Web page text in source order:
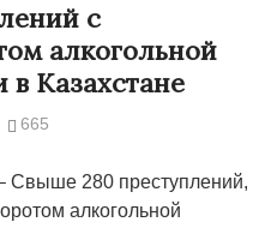
с
алкогольной
Казахстане
665
Свыше 280 преступлений,
алкогольной